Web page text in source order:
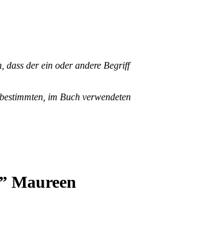
dass der ein oder andere Begriff
im Buch verwendeten
Maureen